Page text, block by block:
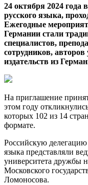
24 октября 2024 года
русского языка,
Ежегодные
Германии стали
специалистов,
сотрудников,
издательств из
На приглашение
этом году
которых 102 из 14
формате.
Российскую
языка представляли
университета дружбы
Московского
Ломоносова.